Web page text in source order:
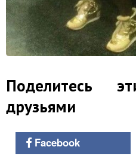
Поделитесь
друзьями
Facebook